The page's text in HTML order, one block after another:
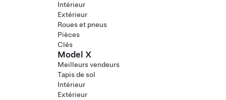
Intérieur
Extérieur
Roues et pneus
Pièces
Clés
Model X
Meilleurs vendeurs
Tapis de sol
Intérieur
Extérieur